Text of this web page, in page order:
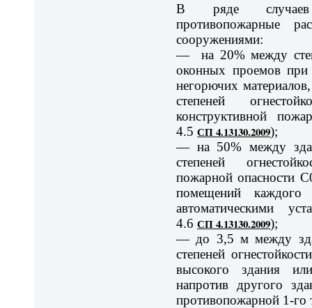
В ряде случаев
противопожарные
сооружениями:
— на 20% между
оконных проемов при
негорючих
степеней
конструктивной
4.5СП 4.13130.2009);
— на 50% между
степеней
пожарной опасности
помещений
автоматическими
4.6СП 4.13130.2009);
— до 3,5 м между
степеней
высокого здания
напротив другого
противопожарной 1-го